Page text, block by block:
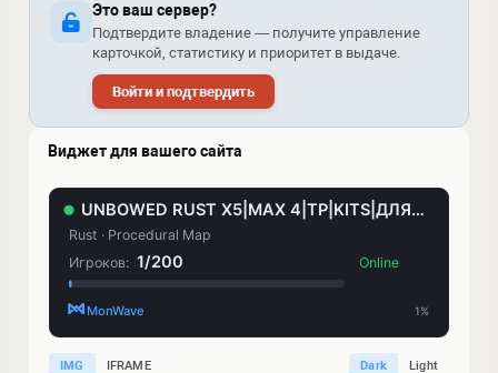
Это ваш сервер?
Подтвердите владение — получите управление
карточкой, статистику и приоритет в выдаче.
Войти и подтвердить
Виджет для вашего сайта
IMG IFRAME Dark Light